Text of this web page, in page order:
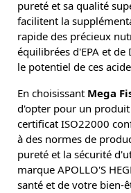
pureté et sa qualité
facilitent la
rapide des précieux
équilibrées d'EPA et
le potentiel de ces
En choisissant Mega
d'opter pour un produit
certificat ISO22000
à des normes de
pureté et la sécurité
marque APOLLO'S
santé et de votre bien-